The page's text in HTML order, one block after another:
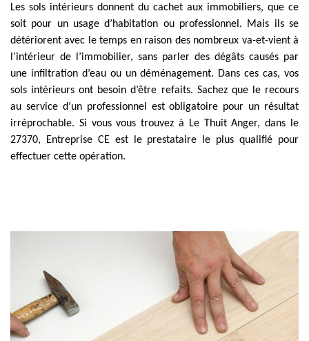
Les sols intérieurs donnent du cachet aux immobiliers, que ce
soit pour un usage d’habitation ou professionnel. Mais ils se
détériorent avec le temps en raison des nombreux va-et-vient à
l’intérieur de l’immobilier, sans parler des dégâts causés par
une infiltration d’eau ou un déménagement. Dans ces cas, vos
sols intérieurs ont besoin d’être refaits. Sachez que le recours
au service d’un professionnel est obligatoire pour un résultat
irréprochable. Si vous vous trouvez à Le Thuit Anger, dans le
27370, Entreprise CE est le prestataire le plus qualifié pour
effectuer cette opération.